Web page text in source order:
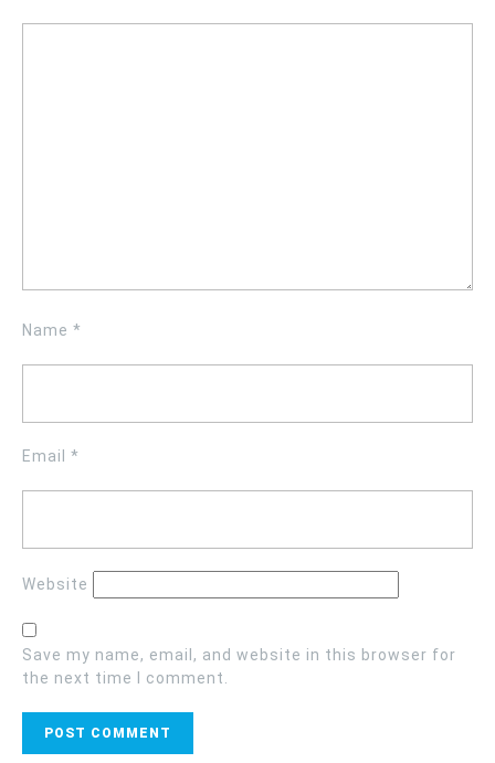
Name *
Email *
Website
Save my name, email, and website in this browser for
the next time I comment.